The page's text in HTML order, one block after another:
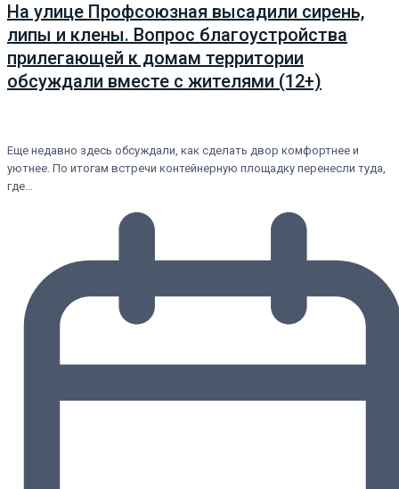
На улице Профсоюзная высадили сирень,
липы и клены. Вопрос благоустройства
прилегающей к домам территории
обсуждали вместе с жителями (12+)
Еще недавно здесь обсуждали, как сделать двор комфортнее и
уютнее. По итогам встречи контейнерную площадку перенесли туда,
где…